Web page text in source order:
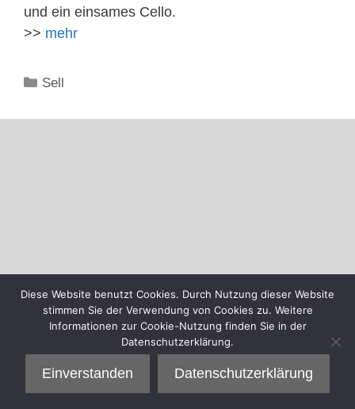
und ein einsames Cello.
>> mehr
Kategorien
Sell
Diese Website benutzt Cookies. Durch Nutzung dieser Website
stimmen Sie der Verwendung von Cookies zu. Weitere
Informationen zur Cookie-Nutzung finden Sie in der
Datenschutzerklärung.
Einverstanden Datenschutzerklärung